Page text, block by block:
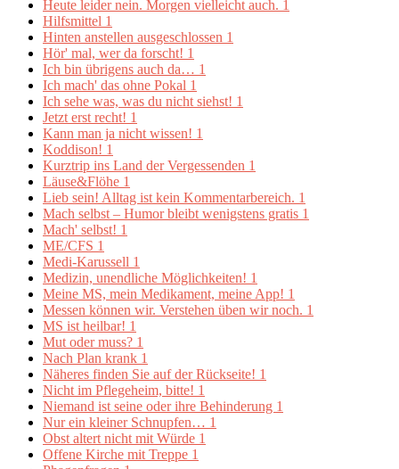
Heute leider nein. Morgen vielleicht auch. 1
Hilfsmittel 1
Hinten anstellen ausgeschlossen 1
Hör' mal, wer da forscht! 1
Ich bin übrigens auch da… 1
Ich mach' das ohne Pokal 1
Ich sehe was, was du nicht siehst! 1
Jetzt erst recht! 1
Kann man ja nicht wissen! 1
Koddison! 1
Kurztrip ins Land der Vergessenden 1
Läuse&Flöhe 1
Lieb sein! Alltag ist kein Kommentarbereich. 1
Mach selbst – Humor bleibt wenigstens gratis 1
Mach' selbst! 1
ME/CFS 1
Medi-Karussell 1
Medizin, unendliche Möglichkeiten! 1
Meine MS, mein Medikament, meine App! 1
Messen können wir. Verstehen üben wir noch. 1
MS ist heilbar! 1
Mut oder muss? 1
Nach Plan krank 1
Näheres finden Sie auf der Rückseite! 1
Nicht im Pflegeheim, bitte! 1
Niemand ist seine oder ihre Behinderung 1
Nur ein kleiner Schnupfen… 1
Obst altert nicht mit Würde 1
Offene Kirche mit Treppe 1